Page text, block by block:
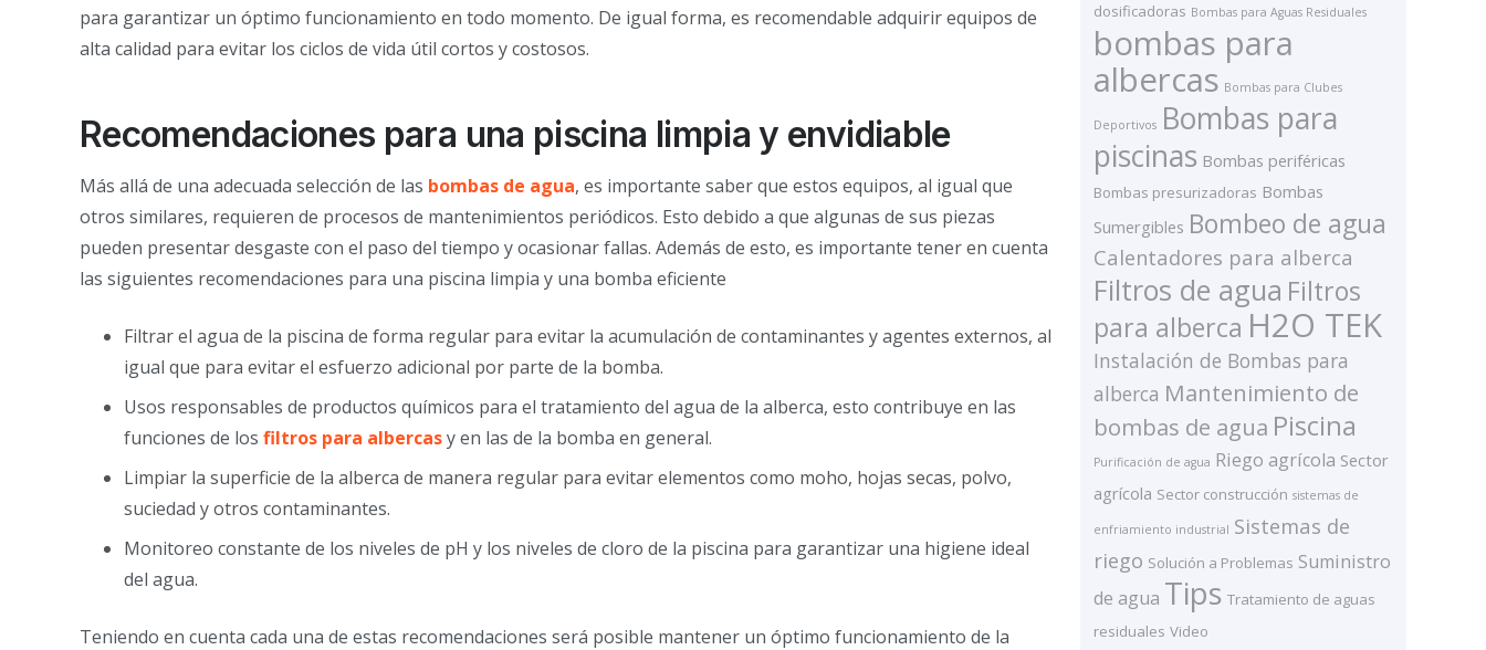
para garantizar un óptimo funcionamiento en todo momento. De igual forma, es recomendable adquirir equipos de
alta calidad para evitar los ciclos de vida útil cortos y costosos.
Recomendaciones para una piscina limpia y envidiable
Más allá de una adecuada selección de las bombas de agua, es importante saber que estos equipos, al igual que
otros similares, requieren de procesos de mantenimientos periódicos. Esto debido a que algunas de sus piezas
pueden presentar desgaste con el paso del tiempo y ocasionar fallas. Además de esto, es importante tener en cuenta
las siguientes recomendaciones para una piscina limpia y una bomba eficiente
Filtrar el agua de la piscina de forma regular para evitar la acumulación de contaminantes y agentes externos, al
igual que para evitar el esfuerzo adicional por parte de la bomba.
Usos responsables de productos químicos para el tratamiento del agua de la alberca, esto contribuye en las
funciones de los filtros para albercasy en las de la bomba en general.
Limpiar la superficie de la alberca de manera regular para evitar elementos como moho, hojas secas, polvo,
suciedad y otros contaminantes.
Monitoreo constante de los niveles de pH y los niveles de cloro de la piscina para garantizar una higiene ideal
del agua.
Teniendo en cuenta cada una de estas recomendaciones será posible mantener un óptimo funcionamiento de la
dosificadoras Bombas para Aguas Residuales
bombas para
albercas Bombas para Clubes
Deportivos Bombas para
piscinas Bombas periféricas
Bombas presurizadoras Bombas
Sumergibles Bombeo de agua
Calentadores para alberca
Filtros de agua Filtros
para alberca H2O TEK
Instalación de Bombas para
alberca Mantenimiento de
bombas de agua Piscina
Purificación de agua Riego agrícola Sector
agrícola Sector construcción sistemas de
enfriamiento industrial Sistemas de
riego Solución a Problemas Suministro
de agua Tips Tratamiento de aguas
residuales Video